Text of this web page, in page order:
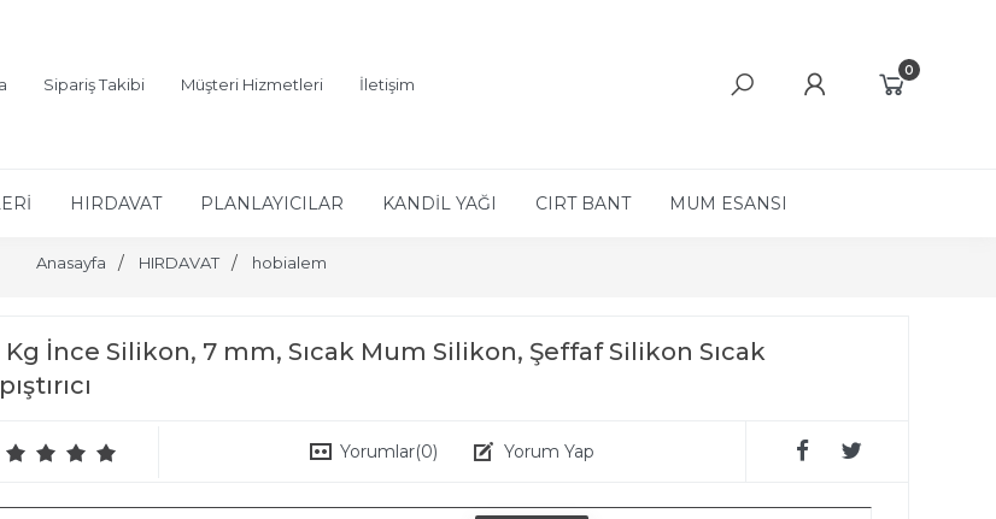
Sipariş Takibi Müşteri Hizmetleri İletişim
0
HIRDAVAT PLANLAYICILAR KANDİL YAĞI CIRT BANT MUM ESANSI
Anasayfa HIRDAVAT hobialem
Kg İnce Silikon, 7 mm, Sıcak Mum Silikon, Şeffaf Silikon Sıcak
Yorumlar(0) Yorum Yap